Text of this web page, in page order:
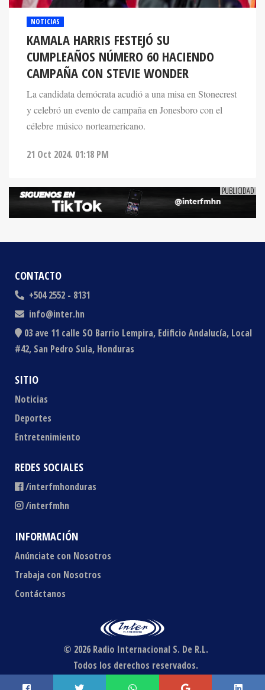
NOTICIAS
KAMALA HARRIS FESTEJÓ SU
CUMPLEAÑOS NÚMERO 60 HACIENDO
CAMPAÑA CON STEVIE WONDER
La candidata demócrata acudió a una misa en Stonecrest
y celebró un evento de campaña en Jonesboro con el
célebre músico norteamericano.
CONTACTO
+504 2552 - 8131
info@inter.hn
03 ave 11 calle SO Barrio Lempira, Edificio Andalucía, Local
#42, San Pedro Sula, Honduras
SITIO
Noticias
Deportes
Entretenimiento
REDES SOCIALES
/interfmhonduras
/interfmhn
INFORMACIÓN
Anúnciate con Nosotros
Trabaja con Nosotros
Contáctanos
© 2026 Radio Internacional S. De R.L.
Todos los derechos reservados.